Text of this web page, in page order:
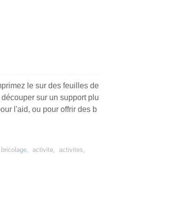
le sur des feuilles de
sur un support plu
l'aid, ou pour offrir des b
bricolage, activite, activites,